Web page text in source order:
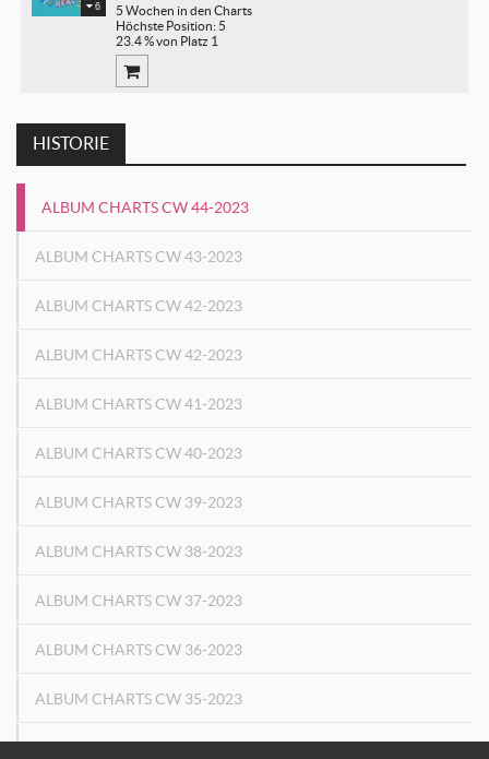
6
5 Wochen in den Charts
Höchste Position: 5
23.4 % von Platz 1
HISTORIE
ALBUM CHARTS CW 44-2023
ALBUM CHARTS CW 43-2023
ALBUM CHARTS CW 42-2023
ALBUM CHARTS CW 42-2023
ALBUM CHARTS CW 41-2023
ALBUM CHARTS CW 40-2023
ALBUM CHARTS CW 39-2023
ALBUM CHARTS CW 38-2023
ALBUM CHARTS CW 37-2023
ALBUM CHARTS CW 36-2023
ALBUM CHARTS CW 35-2023